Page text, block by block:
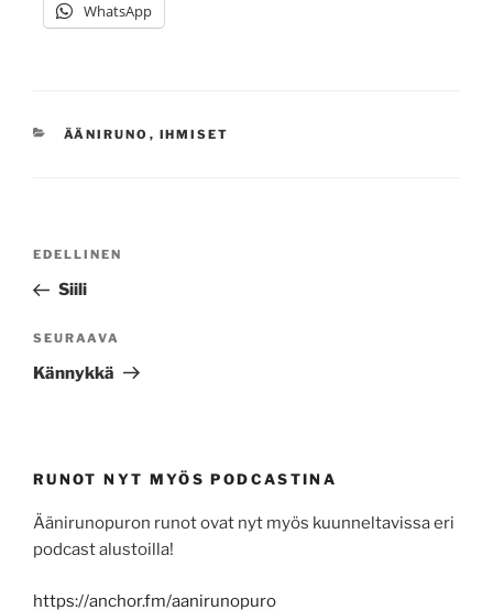
WhatsApp
KATEGORIAT
ÄÄNIRUNO , IHMISET
Edellinen
artikkeli
EDELLINEN
Siili
Seuraava
artikkeli
SEURAAVA
Kännykkä
RUNOT NYT MYÖS PODCASTINA
Äänirunopuron runot ovat nyt myös kuunneltavissa eri
podcast alustoilla!
https://anchor.fm/aanirunopuro